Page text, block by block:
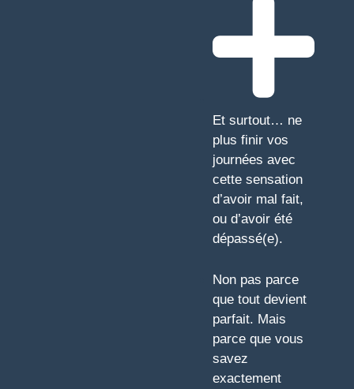
Et surtout… ne
plus finir vos
journées avec
cette sensation
d’avoir mal fait,
ou d’avoir été
dépassé(e).
Non pas parce
que tout devient
parfait. Mais
parce que vous
savez
exactement